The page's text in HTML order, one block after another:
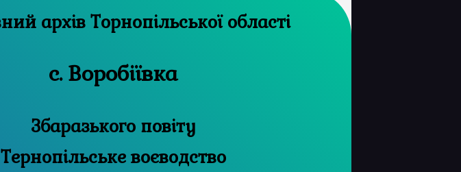
Державний архів Торнопільської області
с. Воробіївка
Збаразького повіту
Тернопільське воєводство